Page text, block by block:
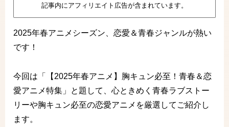
記事内にアフィリエイト広告が含まれています。
2025年春アニメシーズン、恋愛＆青春ジャンルが熱い
です！
今回は「【2025年春アニメ】胸キュン必至！青春＆恋
愛アニメ特集」と題して、心ときめく青春ラブストー
リーや胸キュン必至の恋愛アニメを厳選してご紹介し
ます。